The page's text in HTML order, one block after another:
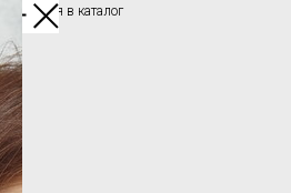
Вернуться в каталог